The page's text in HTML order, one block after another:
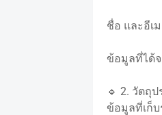
ชื่อ และอีเ
ข้อมูลที่ได้จ
🔹 2. วัตถุ
ข้อมูลที่เก็บ